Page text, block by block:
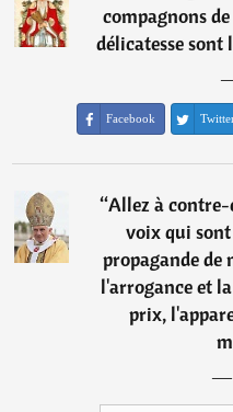
compagnons
délicatesse sont
Facebook
“Allez à contre-
voix qui
propagande de
l'arrogance et
prix,
―